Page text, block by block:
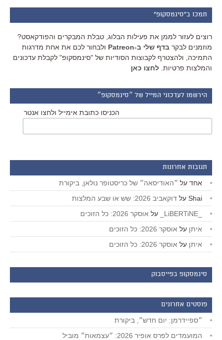
תמכו ב"סינמסקופ"
רוצים לעזור לממן את פעילות הבלוג, טבלת המבקרים והפודקאסט?
מוזמנים לבקר בדף שלי ב-Patreon
ולבחור לכם את אחת מדרגות
התמיכה, ולהצטרף לקבוצות הסודיות של "סינמסקופ" לקבלת עדכונים
והמלצות פרטיות. לחצו כאן
הירשמו לעדכוני המייל של ״סינמסקופ״
הכניסו כתובת אימייל ולחצו אנטר
תגובות אחרונות
אחד על ״האודיסאה״ של כריסטופר נולאן, ביקורת
Shai על דוקאביב 2026: שש או שבע המלצות
על אוסקר 2026: כל הזוכים
איתן על אוסקר 2026: כל הזוכים
איתן על אוסקר 2026: כל הזוכים
סינמסקופ בפייסבוק
פוסטים אחרונים
״ספיידרמן: יום חדש״, ביקורת
המועמדים לפרס אופיר 2026: ״עצמאות״ מוביל